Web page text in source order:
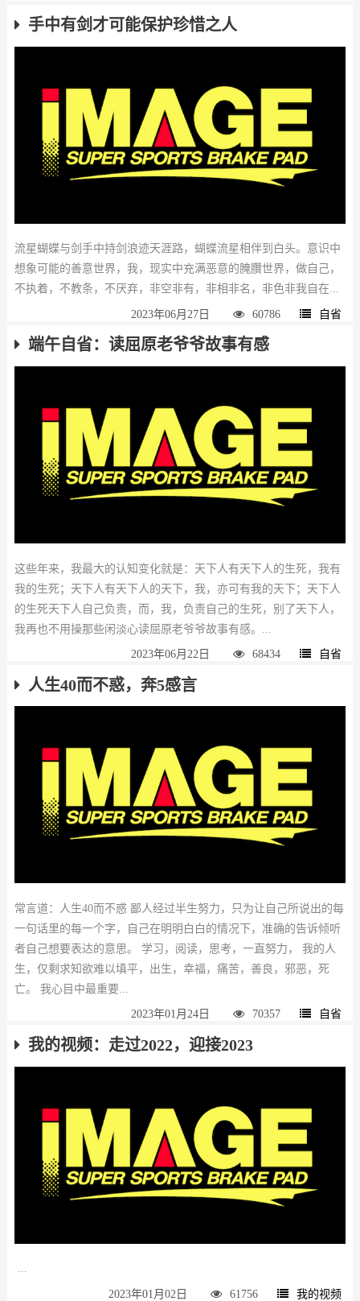
手中有剑才可能保护珍惜之人
流星蝴蝶与剑手中持剑浪迹天涯路，蝴蝶流星相伴到白头。意识中
想象可能的善意世界，我，现实中充满恶意的腌臢世界，做自己，
不执着，不教条，不厌弃，非空非有，非相非名，非色非我自在...
2023年06月27日 60786 自省
端午自省：读屈原老爷爷故事有感
这些年来，我最大的认知变化就是：天下人有天下人的生死，我有
我的生死；天下人有天下人的天下，我，亦可有我的天下；天下人
的生死天下人自己负责，而，我，负责自己的生死，别了天下人，
我再也不用操那些闲淡心读屈原老爷爷故事有感。...
2023年06月22日 68434 自省
人生40而不惑，奔5感言
常言道：人生40而不惑 鄙人经过半生努力，只为让自己所说出的每
一句话里的每一个字，自己在明明白白的情况下，准确的告诉倾听
者自己想要表达的意思。 学习，阅读，思考，一直努力， 我的人
生，仅剩求知欲难以填平，出生，幸福，痛苦，善良，邪恶，死
亡。 我心目中最重要...
2023年01月24日 70357 自省
我的视频：走过2022，迎接2023
...
2023年01月02日 61756 我的视频